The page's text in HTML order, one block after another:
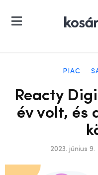
PIAC
Reacty
év volt, és
2023. június 9.